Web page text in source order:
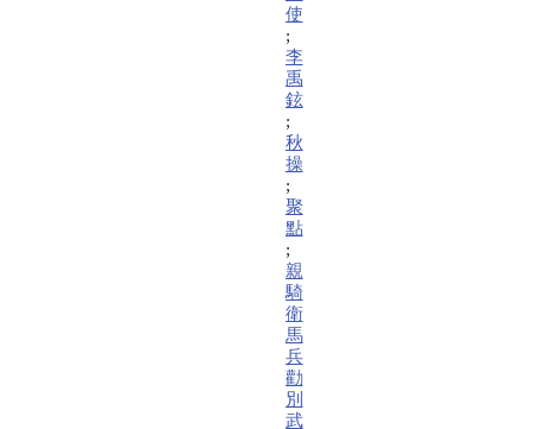
使
;
李
禹
鉉
;
秋
操
;
聚
點
;
親
騎
衛
馬
兵
勸
別
武